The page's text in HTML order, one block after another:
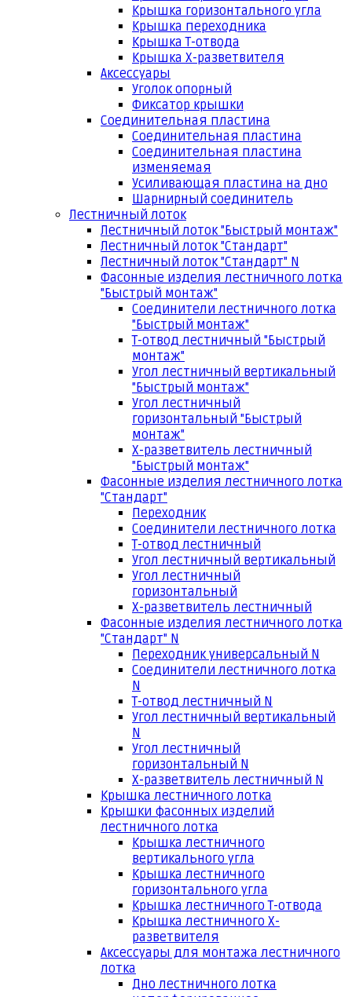
Крышка горизонтального угла
Крышка переходника
Крышка Т-отвода
Крышка Х-разветвителя
Аксессуары
Уголок опорный
Фиксатор крышки
Соединительная пластина
Соединительная пластина
Соединительная пластина
изменяемая
Усиливающая пластина на дно
Шарнирный соединитель
Лестничный лоток
Лестничный лоток "Быстрый монтаж"
Лестничный лоток "Стандарт"
Лестничный лоток "Стандарт" N
Фасонные изделия лестничного лотка
"Быстрый монтаж"
Соединители лестничного лотка
"Быстрый монтаж"
Т-отвод лестничный "Быстрый
монтаж"
Угол лестничный вертикальный
"Быстрый монтаж"
Угол лестничный
горизонтальный "Быстрый
монтаж"
Х-разветвитель лестничный
"Быстрый монтаж"
Фасонные изделия лестничного лотка
"Стандарт"
Переходник
Соединители лестничного лотка
Т-отвод лестничный
Угол лестничный вертикальный
Угол лестничный
горизонтальный
Х-разветвитель лестничный
Фасонные изделия лестничного лотка
"Стандарт" N
Переходник универсальный N
Соединители лестничного лотка
N
Т-отвод лестничный N
Угол лестничный вертикальный
N
Угол лестничный
горизонтальный N
Х-разветвитель лестничный N
Крышка лестничного лотка
Крышки фасонных изделий
лестничного лотка
Крышка лестничного
вертикального угла
Крышка лестничного
горизонтального угла
Крышка лестничного Т-отвода
Крышка лестничного Х-
разветвителя
Аксессуары для монтажа лестничного
лотка
Дно лестничного лотка